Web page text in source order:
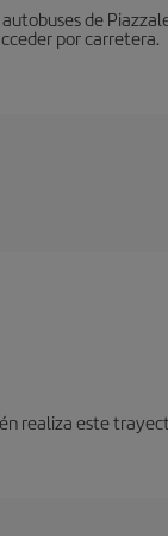
de
por carretera.
realiza este